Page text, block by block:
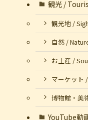
観光 /
観光地 /
自然 /
お土産 /
マーケット
博物館・美
YouTube動